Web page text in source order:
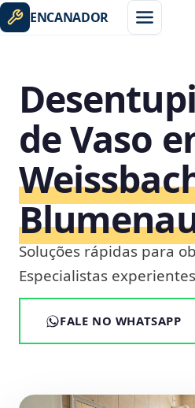
ENCANADOR
de Vaso
Soluções rápidas para
Especialistas
FALE NO WHATSAPP